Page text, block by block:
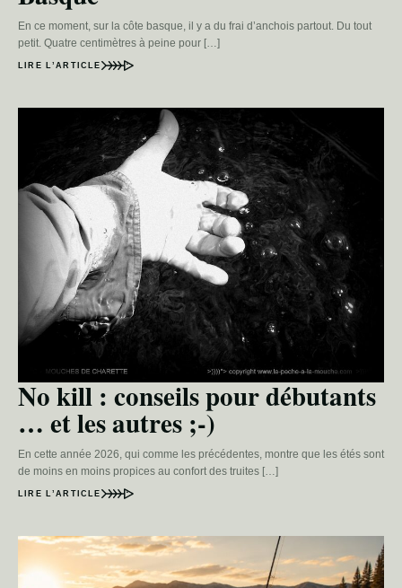
En ce moment, sur la côte basque, il y a du frai d’anchois partout. Du tout
petit. Quatre centimètres à peine pour […]
LIRE L’ARTICLE
No kill : conseils pour débutants
… et les autres ;-)
En cette année 2026, qui comme les précédentes, montre que les étés sont
de moins en moins propices au confort des truites […]
LIRE L’ARTICLE